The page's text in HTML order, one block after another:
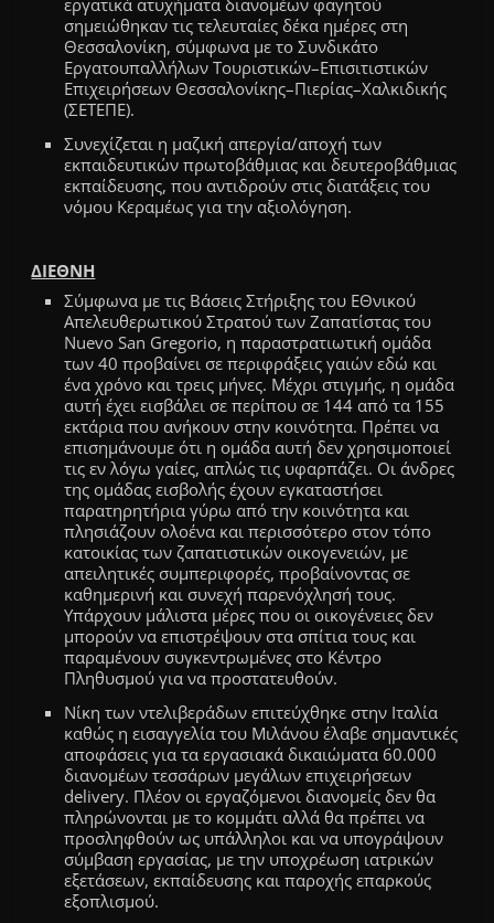
εργατικά ατυχήματα διανομέων φαγητού
σημειώθηκαν τις τελευταίες δέκα ημέρες στη
Θεσσαλονίκη, σύμφωνα με το Συνδικάτο
Εργατουπαλλήλων Τουριστικών–Επισιτιστικών
Επιχειρήσεων Θεσσαλονίκης–Πιερίας–Χαλκιδικής
(ΣΕΤΕΠΕ).
Συνεχίζεται η μαζική απεργία/αποχή των
εκπαιδευτικών πρωτοβάθμιας και δευτεροβάθμιας
εκπαίδευσης, που αντιδρούν στις διατάξεις του
νόμου Κεραμέως για την αξιολόγηση.
ΔΙΕΘΝΗ
Σύμφωνα με τις Βάσεις Στήριξης του ΕΘνικού
Απελευθερωτικού Στρατού των Ζαπατίστας του
Nuevo San Gregorio, η παραστρατιωτική ομάδα
των40 προβαίνει σε περιφράξεις γαιών εδώ και
ένα χρόνο και τρεις μήνες. Μέχρι στιγμής, η ομάδα
αυτή έχει εισβάλεισεπερίπου σε 144 από τα 155
εκτάρια που ανήκουν στην κοινότητα. Πρέπει να
επισημάνουμε ότι η ομάδα αυτή δεν χρησιμοποιεί
τις εν λόγω γαίες, απλώς τις υφαρπάζει. Οι άνδρες
της ομάδας εισβολής έχουν εγκαταστήσει
παρατηρητήρια γύρω από την κοινότητα και
πλησιάζουν ολοένα και περισσότερο στον τόπο
κατοικίας των ζαπατιστικών οικογενειών, με
απειλητικές συμπεριφορές, προβαίνοντας σε
καθημερινή και συνεχή παρενόχλησή τους.
Υπάρχουν μάλιστα μέρες που οι οικογένειες δεν
μπορούν να επιστρέψουν στα σπίτια τους και
παραμένουν συγκεντρωμένες στο Κέντρο
Πληθυσμού για να προστατευθούν.
Νίκη των ντελιβεράδων επιτεύχθηκε στην Ιταλία
καθώς η εισαγγελία του Μιλάνου έλαβε σημαντικές
αποφάσεις για τα εργασιακά δικαιώματα 60.000
διανομέων τεσσάρων μεγάλων επιχειρήσεων
delivery. Πλέον οι εργαζόμενοι διανομείς δεν θα
πληρώνονται με το κομμάτι αλλά θα πρέπει να
προσληφθούν ως υπάλληλοι και να υπογράψουν
σύμβαση εργασίας, με την υποχρέωση ιατρικών
εξετάσεων, εκπαίδευσης και παροχής επαρκούς
εξοπλισμού.